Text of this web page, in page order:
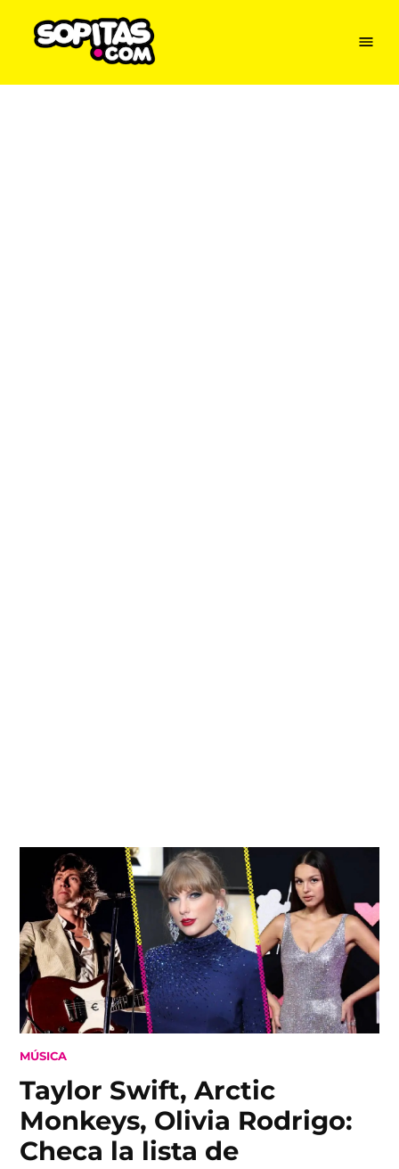
content
Menu
POSTED
MÚSICA
Taylor Swift, Arctic
Monkeys, Olivia Rodrigo:
Checa la lista de